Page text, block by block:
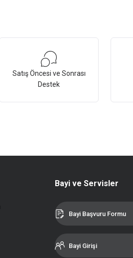
Satış Öncesi ve Sonrası
Destek
Bayi ve Servisler
Bayi Başvuru Formu
Bayi Girişi